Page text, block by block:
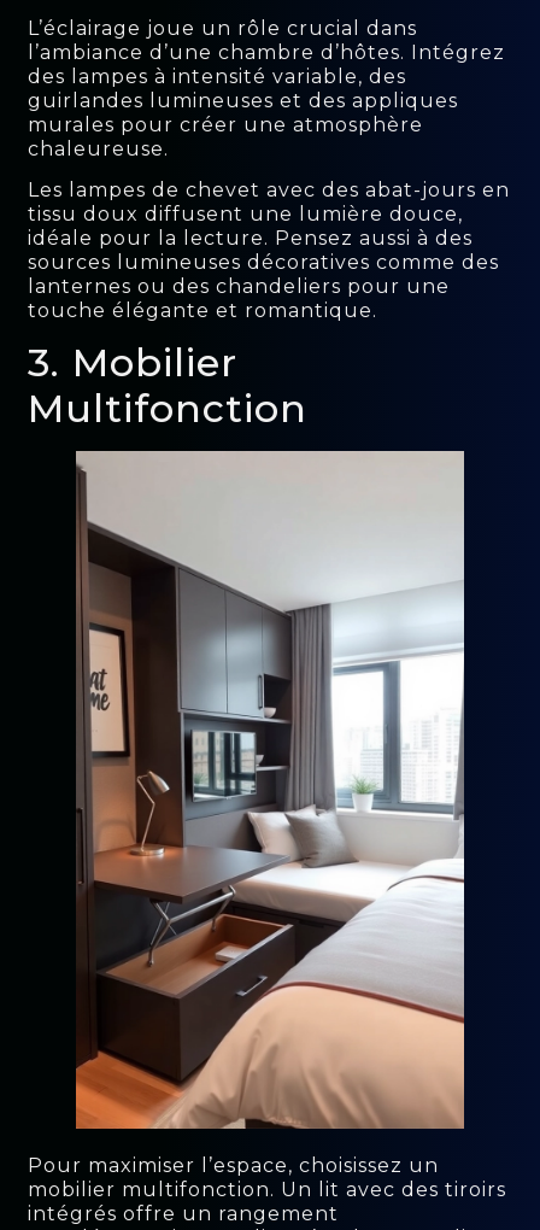
L’éclairage joue un rôle crucial dans
l’ambiance d’une chambre d’hôtes. Intégrez
des lampes à intensité variable, des
guirlandes lumineuses et des appliques
murales pour créer une atmosphère
chaleureuse.
Les lampes de chevet avec des abat-jours en
tissu doux diffusent une lumière douce,
idéale pour la lecture. Pensez aussi à des
sources lumineuses décoratives comme des
lanternes ou des chandeliers pour une
touche élégante et romantique.
3. Mobilier
Multifonction
Pour maximiser l’espace, choisissez un
mobilier multifonction. Un lit avec des tiroirs
intégrés offre un rangement